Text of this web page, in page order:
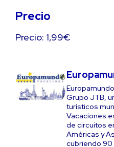
Precio
Precio: 1,99€
Grupo JTB,
turísticos
Vacaciones
de circuitos
Américas y
cubriendo